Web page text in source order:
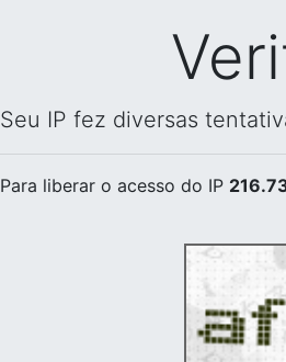
Seu IP fez diversas
Para liberar o acesso do IP